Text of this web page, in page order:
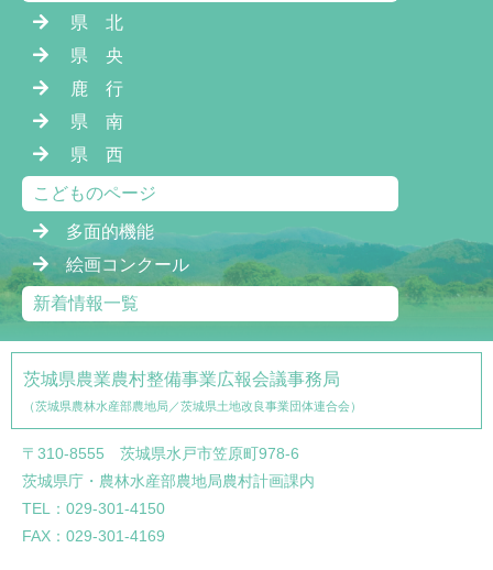
県 北
県 央
鹿 行
県 南
県 西
こどものページ
多面的機能
絵画コンクール
新着情報一覧
茨城県農業農村整備事業広報会議事務局
（茨城県農林水産部農地局／茨城県土地改良事業団体連合会）
〒310-8555 茨城県水戸市笠原町978-6
茨城県庁・農林水産部農地局農村計画課内
TEL：029-301-4150
FAX：029-301-4169